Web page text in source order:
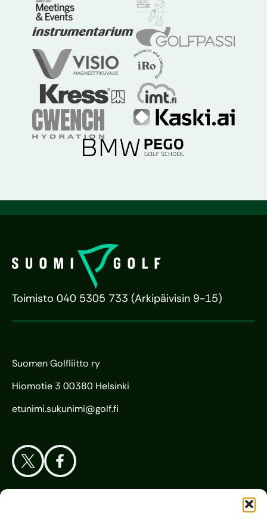
Toimisto 040 5305 733 (Arkipäivisin 9-15)
Suomen Golfliitto ry
Hiomotie 3 00380 Helsinki
etunimi.sukunimi@golf.fi